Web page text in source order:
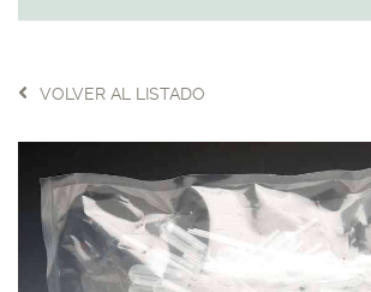
VOLVER AL LISTADO